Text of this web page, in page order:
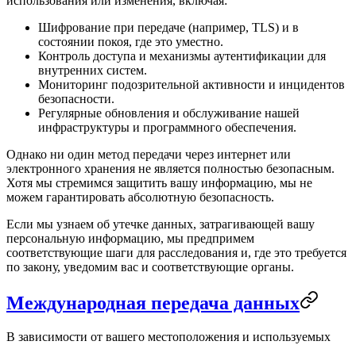
Шифрование при передаче (например, TLS) и в
состоянии покоя, где это уместно.
Контроль доступа и механизмы аутентификации для
внутренних систем.
Мониторинг подозрительной активности и инцидентов
безопасности.
Регулярные обновления и обслуживание нашей
инфраструктуры и программного обеспечения.
Однако ни один метод передачи через интернет или
электронного хранения не является полностью безопасным.
Хотя мы стремимся защитить вашу информацию, мы не
можем гарантировать абсолютную безопасность.
Если мы узнаем об утечке данных, затрагивающей вашу
персональную информацию, мы предпримем
соответствующие шаги для расследования и, где это требуется
по закону, уведомим вас и соответствующие органы.
Международная передача данных
В зависимости от вашего местоположения и используемых